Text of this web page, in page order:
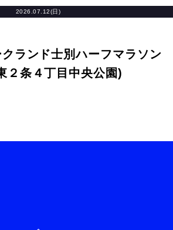
2026.07.12(日)
ランド士別ハーフマラソン
２条４丁目中央公園)